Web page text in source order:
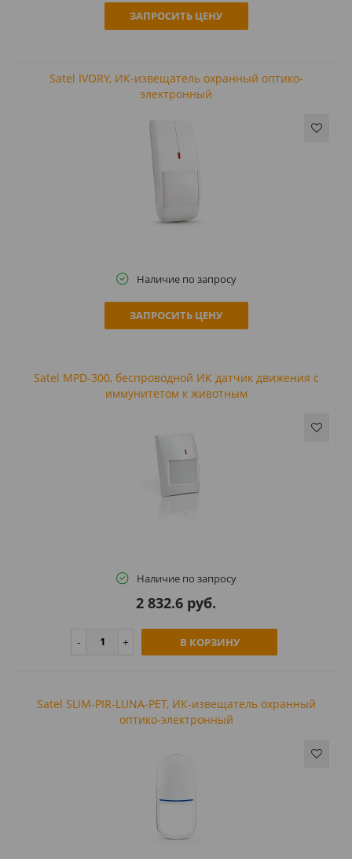
ЗАПРОСИТЬ ЦЕНУ
Satel IVORY, ИК-извещатель охранный оптико-
электронный
Наличие по запросу
ЗАПРОСИТЬ ЦЕНУ
Satel MPD-300, беспроводной ИК датчик движения с
иммунитетом к животным
Наличие по запросу
2 832.6 руб.
В КОРЗИНУ
Satel SLIM-PIR-LUNA-PET, ИК-извещатель охранный
оптико-электронный